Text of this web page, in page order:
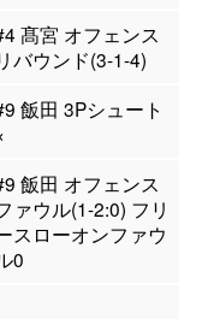
髙宮 オフェンス
バウンド(3-1-4)
飯田 3Pシュート
飯田 オフェンス
ァウル(1-2:0) フリ
スローオンファウ
0